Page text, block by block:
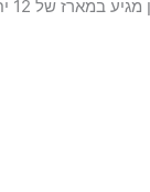
כ- 600 מ"ל לבקבוק.